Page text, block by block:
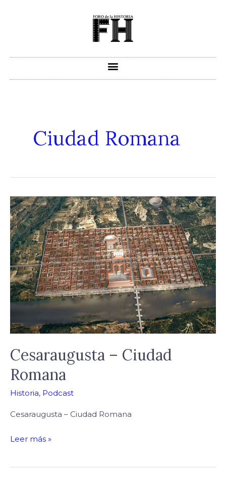
Ciudad Romana
Cesaraugusta – Ciudad
Romana
Historia, Podcast
Cesaraugusta – Ciudad Romana
Cesaraugusta
–
Ciudad
Romana
Leer más »